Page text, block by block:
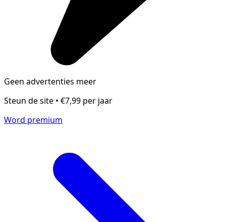
Geen advertenties meer
Steun de site • €7,99 per jaar
Word premium